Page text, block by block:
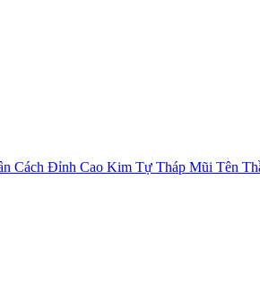
Cách Đỉnh Cao Kim Tự Tháp Mũi Tên